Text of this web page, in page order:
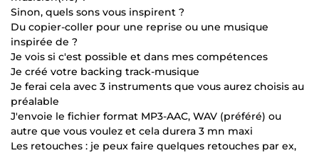
Sinon, quels sons vous inspirent ?
Du copier-coller pour une reprise ou une musique
inspirée de ?
Je vois si c'est possible et dans mes compétences
Je créé votre backing track-musique
Je ferai cela avec 3 instruments que vous aurez choisis au
préalable
J'envoie le fichier format MP3-AAC, WAV (préféré) ou
autre que vous voulez et cela durera 3 mn maxi
Les retouches : je peux faire quelques retouches par ex,